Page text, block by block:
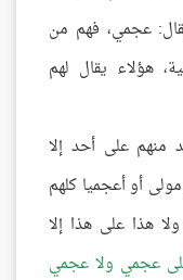
عجمي، فهم من
هؤلاء يقال لهم
منهم على أحد إلا
أو أعجميا كلهم
هذا على هذا إلا
عجمي ولا عجمي